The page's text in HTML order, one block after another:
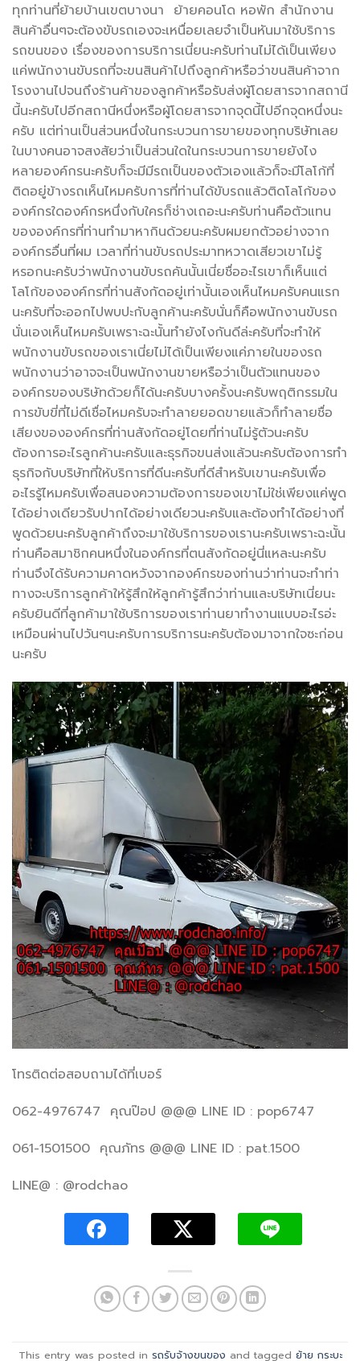
ทุกท่านที่ย้ายบ้านเขตบางนา ย้ายคอนโด หอพัก สำนักงาน
สินค้าอื่นๆจะต้องขับรถเองจะเหนื่อยเลยจำเป็นหันมาใช้บริการ
รถขนของ เรื่องของการบริการเนี่ยนะครับท่านไม่ได้เป็นเพียง
แค่พนักงานขับรถที่จะขนสินค้าไปถึงลูกค้าหรือว่าขนสินค้าจาก
โรงงานไปจนถึงร้านค้าของลูกค้าหรือรับส่งผู้โดยสารจากสถานี
นี้นะครับไปอีกสถานีหนึ่งหรือผู้โดยสารจากจุดนี้ไปอีกจุดหนึ่งนะ
ครับ แต่ท่านเป็นส่วนหนึ่งในกระบวนการขายของทุกบริษัทเลย
ในบางคนอาจสงสัยว่าเป็นส่วนใดในกระบวนการขายยังไง
หลายองค์กรนะครับก็จะมีมีรถเป็นของตัวเองแล้วก็จะมีโลโก้ที่
ติดอยู่ข้างรถเห็นไหมครับการที่ท่านได้ขับรถแล้วติดโลโก้ของ
องค์กรใดองค์กรหนึ่งกับใครก็ช่างเถอะนะครับท่านคือตัวแทน
ขององค์กรที่ท่านทำมาหากินด้วยนะครับผมยกตัวอย่างจาก
องค์กรอื่นที่ผม เวลาที่ท่านขับรถประมาทหวาดเสียวเขาไม่รู้
หรอกนะครับว่าพนักงานขับรถคันนั้นเนี่ยชื่ออะไรเขาก็เห็นแต่
โลโก้ขององค์กรที่ท่านสังกัดอยู่เท่านั้นเองเห็นไหมครับคนแรก
นะครับที่จะออกไปพบปะกับลูกค้านะครับนั่นก็คือพนักงานขับรถ
นั่นเองเห็นไหมครับเพราะฉะนั้นทำยังไงกันดีล่ะครับที่จะทำให้
พนักงานขับรถของเราเนี่ยไม่ได้เป็นเพียงแค่ภายในของรถ
พนักงานว่าอาจจะเป็นพนักงานขายหรือว่าเป็นตัวแทนของ
องค์กรของบริษัทด้วยก็ได้นะครับบางครั้งนะครับพฤติกรรมใน
การขับขี่ที่ไม่ดีเชื่อไหมครับจะทำลายยอดขายแล้วก็ทำลายชื่อ
เสียงขององค์กรที่ท่านสังกัดอยู่โดยที่ท่านไม่รู้ตัวนะครับ
ต้องการอะไรลูกค้านะครับและธุรกิจขนส่งแล้วนะครับต้องการทำ
ธุรกิจกับบริษัทที่ให้บริการที่ดีนะครับที่ดีสำหรับเขานะครับเพื่อ
อะไรรู้ไหมครับเพื่อสนองความต้องการของเขาไม่ใช่เพียงแค่พูด
ได้อย่างเดียวรับปากได้อย่างเดียวนะครับและต้องทำได้อย่างที่
พูดด้วยนะครับลูกค้าถึงจะมาใช้บริการของเรานะครับเพราะฉะนั้น
ท่านคือสมาชิกคนหนึ่งในองค์กรที่ตนสังกัดอยู่นี่แหละนะครับ
ท่านจึงได้รับความคาดหวังจากองค์กรของท่านว่าท่านจะทำท่า
ทางจะบริการลูกค้าให้รู้สึกให้ลูกค้ารู้สึกว่าท่านและบริษัทเนี่ยนะ
ครับยินดีที่ลูกค้ามาใช้บริการของเราท่านยาทำงานแบบอะไรอ่ะ
เหมือนผ่านไปวันๆนะครับการบริการนะครับต้องมาจากใจซะก่อน
นะครับ
โทรติดต่อสอบถามได้ที่เบอร์
062-4976747 คุณป๊อป @@@ LINE ID : pop6747
061-1501500 คุณภัทร @@@ LINE ID : pat.1500
LINE@ : @rodchao
This entry was posted in รถรับจ้างขนของ and tagged ย้าย กระบะ